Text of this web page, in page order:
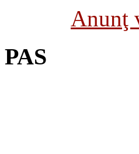
Anunţ
PAS